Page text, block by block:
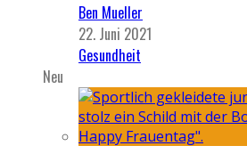
Ben Mueller
22. Juni 2021
Gesundheit
Neu